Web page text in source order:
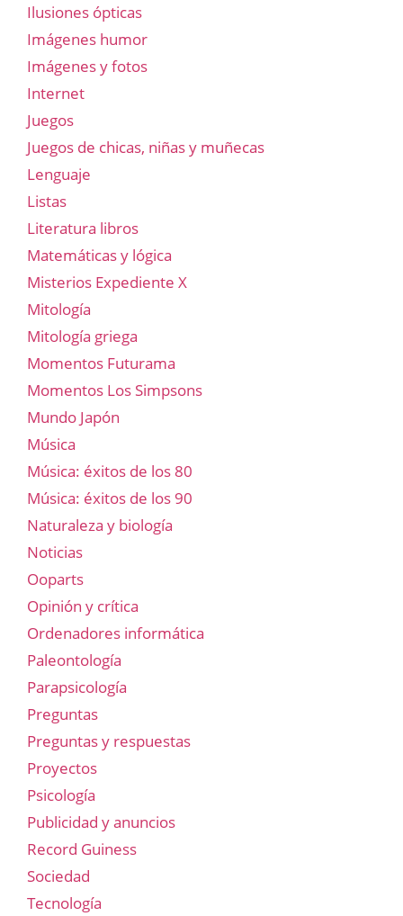
Ilusiones ópticas
Imágenes humor
Imágenes y fotos
Internet
Juegos
Juegos de chicas, niñas y muñecas
Lenguaje
Listas
Literatura libros
Matemáticas y lógica
Misterios Expediente X
Mitología
Mitología griega
Momentos Futurama
Momentos Los Simpsons
Mundo Japón
Música
Música: éxitos de los 80
Música: éxitos de los 90
Naturaleza y biología
Noticias
Ooparts
Opinión y crítica
Ordenadores informática
Paleontología
Parapsicología
Preguntas
Preguntas y respuestas
Proyectos
Psicología
Publicidad y anuncios
Record Guiness
Sociedad
Tecnología